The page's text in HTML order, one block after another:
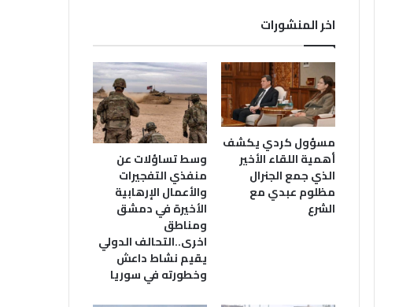
اخر المنشورات
مسؤول كردي يكشف
أهمية اللقاء الأخير
الذي جمع الجنرال
مظلوم عبدي مع
الشرع
وسط تساؤلات عن
منفذي التفجيرات
والأعمال الإرهابية
الأخيرة في دمشق
ومناطق
اخرى..التحالف الدولي
يقيم نشاط داعش
وخطورته في سوريا